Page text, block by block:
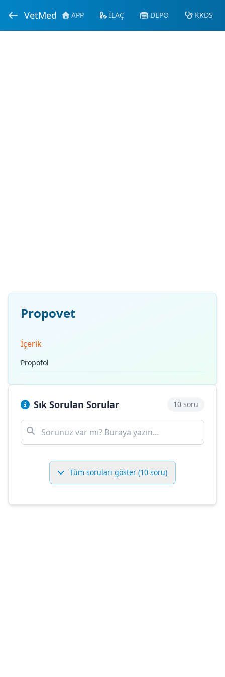
VetMed APP İLAÇ DEPO KKDS
Propovet
İçerik
Propofol
Sık Sorulan Sorular 10 soru
Tüm soruları göster (10 soru)